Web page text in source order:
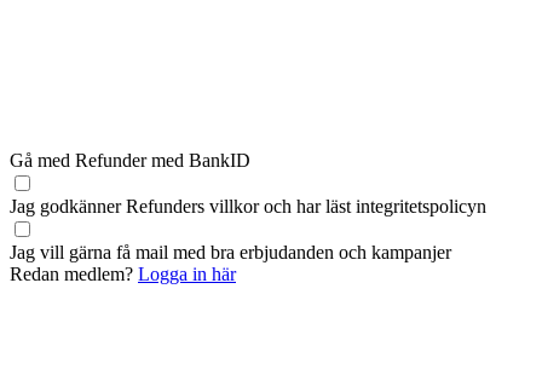
Gå med Refunder med BankID
Jag godkänner Refunders villkoroch har läst integritetspolicyn
Jag vill gärna få mail med bra erbjudanden och kampanjer
Redan medlem? Logga in här